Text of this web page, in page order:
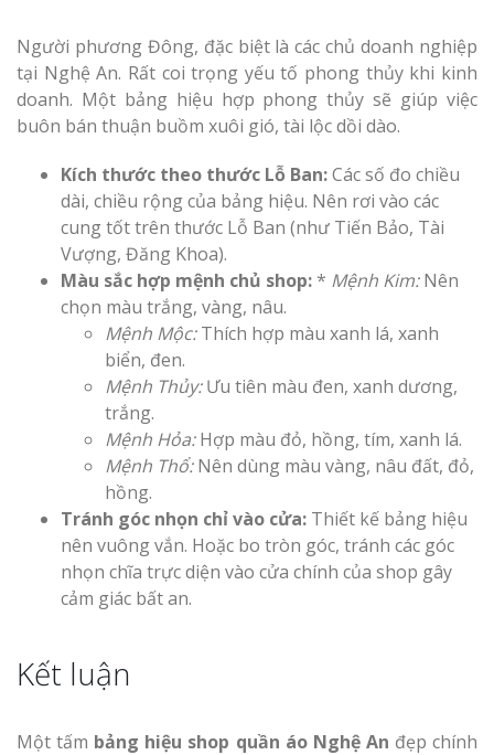
Người phương Đông, đặc biệt là các chủ doanh nghiệp
tại Nghệ An. Rất coi trọng yếu tố phong thủy khi kinh
doanh. Một bảng hiệu hợp phong thủy sẽ giúp việc
buôn bán thuận buồm xuôi gió, tài lộc dồi dào.
Kích thước theo thước Lỗ Ban:Các số đo chiều
dài, chiều rộng của bảng hiệu. Nên rơi vào các
cung tốt trên thước Lỗ Ban (như Tiến Bảo, Tài
Vượng, Đăng Khoa).
Màu sắc hợp mệnh chủ shop:* Mệnh Kim:Nên
chọn màu trắng, vàng, nâu.
Mệnh Mộc:Thích hợp màu xanh lá, xanh
biển, đen.
Mệnh Thủy:Ưu tiên màu đen, xanh dương,
trắng.
Mệnh Hỏa:Hợp màu đỏ, hồng, tím, xanh lá.
Mệnh Thổ:Nên dùng màu vàng, nâu đất, đỏ,
hồng.
Tránh góc nhọn chỉ vào cửa: Thiết kế bảng hiệu
nên vuông vắn. Hoặc bo tròn góc, tránh các góc
nhọn chĩa trực diện vào cửa chính của shop gây
cảm giác bất an.
Kết luận
Một tấm bảng hiệu shop quần áo Nghệ An đẹp chính